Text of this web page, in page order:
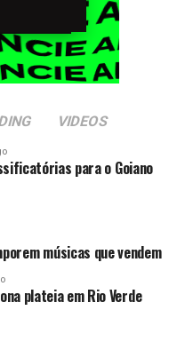
VIDEOS
para o Goiano
músicas que vendem
plateia em Rio Verde